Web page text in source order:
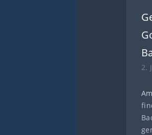
2.